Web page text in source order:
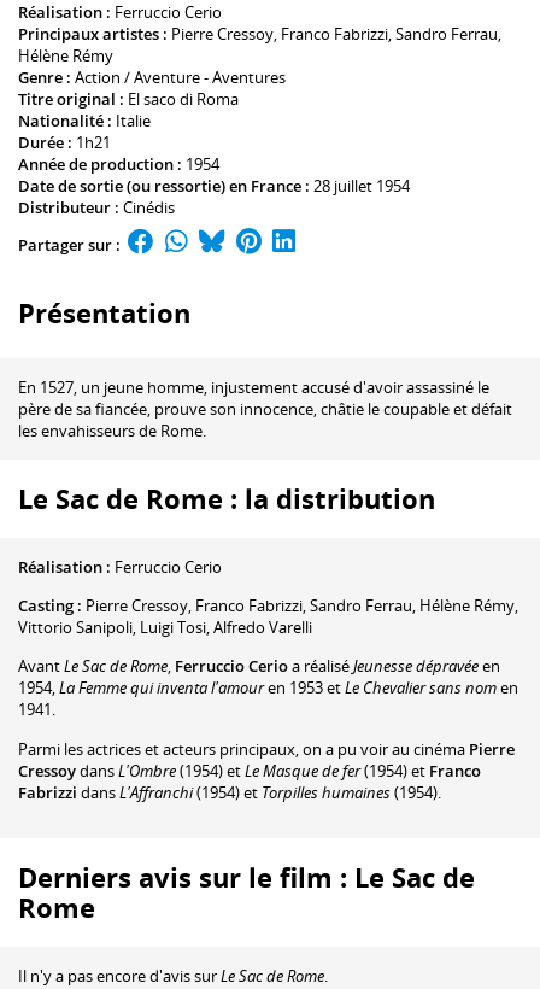
Réalisation : Ferruccio Cerio
Principaux artistes : Pierre Cressoy, Franco Fabrizzi,Sandro Ferrau,
Hélène Rémy
Genre : Action / Aventure - Aventures
Titre original : El saco di Roma
Nationalité : Italie
Durée : 1h21
Année de production : 1954
Date de sortie (ou ressortie) en France : 28 juillet 1954
Distributeur : Cinédis
Partager sur :
Présentation
En 1527, un jeune homme, injustement accusé d'avoir assassiné le
père de sa fiancée, prouve son innocence, châtie le coupable et défait
les envahisseurs de Rome.
Le Sac de Rome : la distribution
Réalisation : Ferruccio Cerio
Casting : Pierre Cressoy, Franco Fabrizzi,Sandro Ferrau, Hélène Rémy,
Vittorio Sanipoli, Luigi Tosi,Alfredo Varelli
AvantLe Sac de Rome, Ferruccio Cerioa réaliséJeunesse dépravéeen
1954,La Femme qui inventa l'amouren 1953 etLe Chevalier sans nomen
1941.
Parmi les actrices et acteurs principaux, on a pu voir au cinéma Pierre
CressoydansL'Ombre(1954) etLe Masque de fer(1954) et Franco
Fabrizzi dansL'Affranchi(1954) et Torpilles humaines(1954).
Derniers avis sur le film : Le Sac de
Rome
Il n'y a pas encore d'avis surLe Sac de Rome.